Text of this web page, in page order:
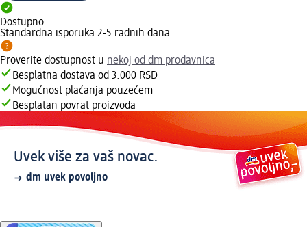
Dostupno
Standardna isporuka 2-5 radnih dana
Proverite dostupnost u nekoj od dm prodavnica
Besplatna dostava od 3.000 RSD
Mogućnost plaćanja pouzećem
Besplatan povrat proizvoda
Uvek više za vaš novac.
dm uvek povoljno